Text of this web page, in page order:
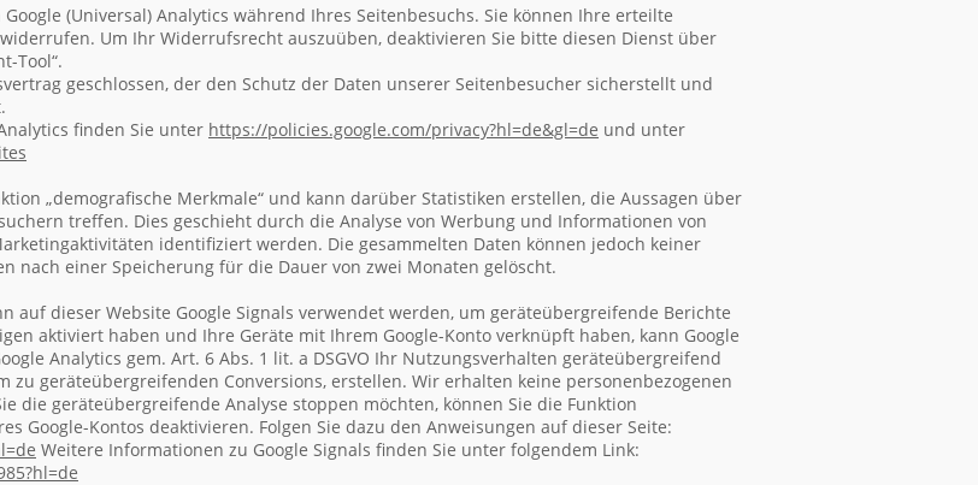
(Universal) Analytics während Ihres Seitenbesuchs. Sie können Ihre erteilte
Um Ihr Widerrufsrecht auszuüben, deaktivieren Sie bitte diesen Dienst über
Tool“.
geschlossen, der den Schutz der Daten unserer Seitenbesucher sicherstellt und
finden Sie unter https://policies.google.com/privacy?hl=de&gl=de und unter
„demografische Merkmale“ und kann darüber Statistiken erstellen, die Aussagen über
treffen. Dies geschieht durch die Analyse von Werbung und Informationen von
identifiziert werden. Die gesammelten Daten können jedoch keiner
nach einer Speicherung für die Dauer von zwei Monaten gelöscht.
auf dieser Website Google Signals verwendet werden, um geräteübergreifende Berichte
aktiviert haben und Ihre Geräte mit Ihrem Google-Konto verknüpft haben, kann Google
Analytics gem. Art. 6 Abs. 1 lit. a DSGVO Ihr Nutzungsverhalten geräteübergreifend
geräteübergreifenden Conversions, erstellen. Wir erhalten keine personenbezogenen
die geräteübergreifende Analyse stoppen möchten, können Sie die Funktion
Google-Kontos deaktivieren. Folgen Sie dazu den Anweisungen auf dieser Seite:
Weitere Informationen zu Google Signals finden Sie unter folgendem Link:
?hl=de